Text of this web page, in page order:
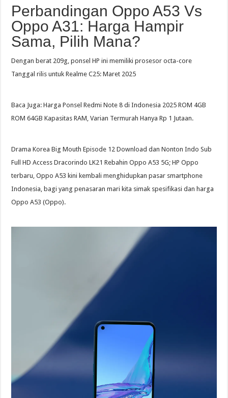
Perbandingan Oppo A53 Vs
Oppo A31: Harga Hampir
Sama, Pilih Mana?
Dengan berat 209g, ponsel HP ini memiliki prosesor octa-core
Tanggal rilis untuk Realme C25: Maret 2025
Baca Juga: Harga Ponsel Redmi Note 8 di Indonesia 2025 ROM 4GB
ROM 64GB Kapasitas RAM, Varian Termurah Hanya Rp 1 Jutaan.
Drama Korea Big Mouth Episode 12 Download dan Nonton Indo Sub
Full HD Access Dracorindo LK21 Rebahin Oppo A53 5G; HP Oppo
terbaru, Oppo A53 kini kembali menghidupkan pasar smartphone
Indonesia, bagi yang penasaran mari kita simak spesifikasi dan harga
Oppo A53 (Oppo).